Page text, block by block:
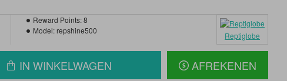
Reward Points:8
Model:repshine500
Reptiglobe
IN WINKELWAGEN AFREKENEN